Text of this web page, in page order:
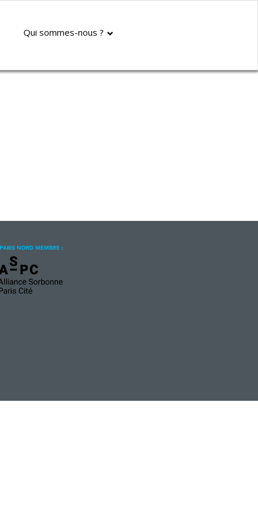
Qui sommes-nous ?